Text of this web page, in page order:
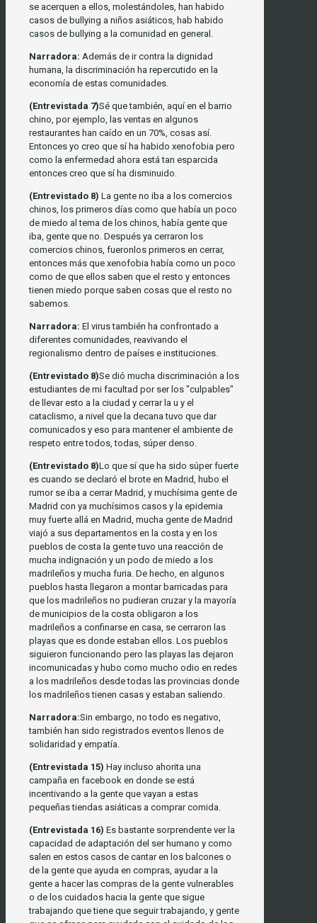
se acerquen a ellos, molestándoles, han habido
casos de bullying a niños asiáticos, hab habido
casos de bullying a la comunidad en general.
Narradora: Además de ir contra la dignidad
humana, la discriminación ha repercutido en la
economía de estas comunidades.
(Entrevistada 7)Sé que también, aquí en el barrio
chino, por ejemplo, las ventas en algunos
restaurantes han caído en un 70%, cosas así.
Entonces yo creo que sí ha habido xenofobia pero
como la enfermedad ahora está tan esparcida
entonces creo que sí ha disminuido.
(Entrevistado 8) La gente no iba a los comercios
chinos, los primeros días como que había un poco
de miedo al tema de los chinos, había gente que
iba, gente que no. Después ya cerraron los
comercios chinos, fueronlos primeros en cerrar,
entonces más que xenofobia había como un poco
como de que ellos saben que el resto y entonces
tienen miedo porque saben cosas que el resto no
sabemos.
Narradora: El virus también ha confrontado a
diferentes comunidades, reavivando el
regionalismo dentro de países e instituciones.
(Entrevistado 8)Se dió mucha discriminación a los
estudiantes de mi facultad por ser los "culpables"
de llevar esto a la ciudad y cerrar la u y el
cataclismo, a nivel que la decana tuvo que dar
comunicados y eso para mantener el ambiente de
respeto entre todos, todas, súper denso.
(Entrevistado 8)Lo que sí que ha sido súper fuerte
es cuando se declaró el brote en Madrid, hubo el
rumor se iba a cerrar Madrid, y muchísima gente de
Madrid con ya muchísimos casos y la epidemia
muy fuerte allá en Madrid, mucha gente de Madrid
viajó a sus departamentos en la costa y en los
pueblos de costa la gente tuvo una reacción de
mucha indignación y un podo de miedo a los
madrileños y mucha furia. De hecho, en algunos
pueblos hasta llegaron a montar barricadas para
que los madrileños no pudieran cruzar y la mayoría
de municipios de la costa obligaron a los
madrileños a confinarse en casa, se cerraron las
playas que es donde estaban ellos. Los pueblos
siguieron funcionando pero las playas las dejaron
incomunicadas y hubo como mucho odio en redes
a los madrileños desde todas las provincias donde
los madrileños tienen casas y estaban saliendo.
Narradora:Sin embargo, no todo es negativo,
también han sido registrados eventos llenos de
solidaridad y empatía.
(Entrevistada 15) Hay incluso ahorita una
campaña en facebook en donde se está
incentivando a la gente que vayan a estas
pequeñas tiendas asiáticas a comprar comida.
(Entrevistada 16) Es bastante sorprendente ver la
capacidad de adaptación del ser humano y como
salen en estos casos de cantar en los balcones o
de la gente que ayuda en compras, ayudar a la
gente a hacer las compras de la gente vulnerables
o de los cuidados hacia la gente que sigue
trabajando que tiene que seguir trabajando, y gente